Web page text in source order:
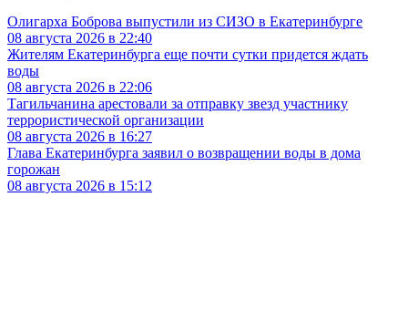
Олигарха Боброва выпустили из СИЗО в Екатеринбурге
08 августа 2026 в 22:40
Жителям Екатеринбурга еще почти сутки придется ждать
воды
08 августа 2026 в 22:06
Тагильчанина арестовали за отправку звезд участнику
террористической организации
08 августа 2026 в 16:27
Глава Екатеринбурга заявил о возвращении воды в дома
горожан
08 августа 2026 в 15:12